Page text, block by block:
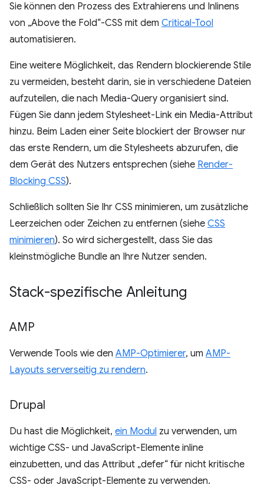
Sie können den Prozess des Extrahierens und Inlinens
von „Above the Fold“-CSS mit dem Critical-Tool
automatisieren.
Eine weitere Möglichkeit, das Rendern blockierende Stile
zu vermeiden, besteht darin, sie in verschiedene Dateien
aufzuteilen, die nach Media-Query organisiert sind.
Fügen Sie dann jedem Stylesheet-Link ein Media-Attribut
hinzu. Beim Laden einer Seite blockiert der Browser nur
das erste Rendern, um die Stylesheets abzurufen, die
dem Gerät des Nutzers entsprechen (siehe Render-
Blocking CSS).
Schließlich sollten Sie Ihr CSS minimieren, um zusätzliche
Leerzeichen oder Zeichen zu entfernen (siehe CSS
minimieren). So wird sichergestellt, dass Sie das
kleinstmögliche Bundle an Ihre Nutzer senden.
Stack-spezifische Anleitung
AMP
Verwende Tools wie den AMP-Optimierer, um AMP-
Layouts serverseitig zu rendern.
Drupal
Du hast die Möglichkeit, ein Modul zu verwenden, um
wichtige CSS- und JavaScript-Elemente inline
einzubetten, und das Attribut „defer“ für nicht kritische
CSS- oder JavaScript-Elemente zu verwenden.